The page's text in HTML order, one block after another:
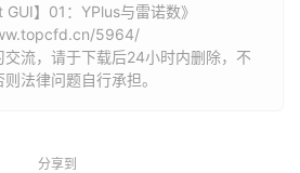
】01：YPlus与雷诺数》
5964/
流，请于下载后24小时内删除，不
法律问题自行承担。
分享到